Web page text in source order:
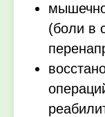
(боли в